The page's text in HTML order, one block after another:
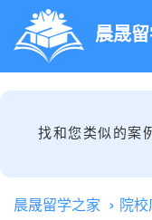
晨晟
找和您类似的案
晨晟留学之家 院